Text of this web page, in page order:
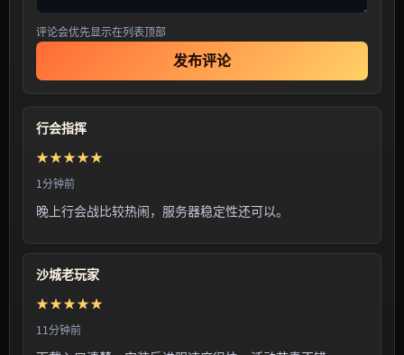
评论会优先显示在列表顶部
发布评论
行会指挥
★★★★★
1分钟前
晚上行会战比较热闹，服务器稳定性还可以。
沙城老玩家
★★★★★
11分钟前